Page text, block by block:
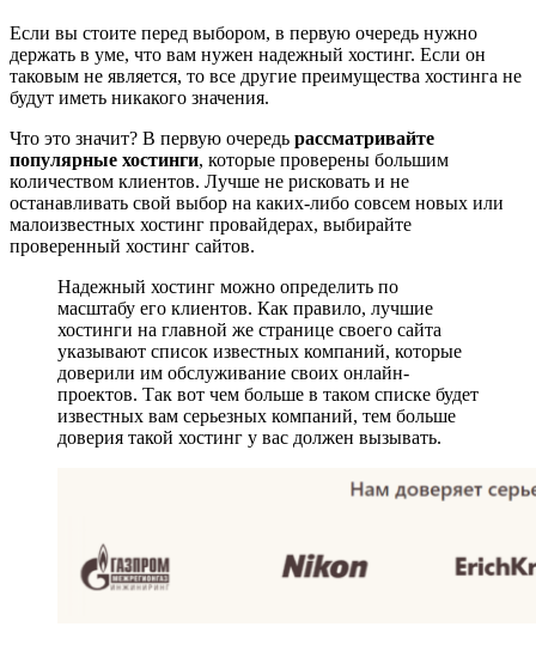
Если вы стоите перед выбором, в первую очередь нужно
держать в уме, что вам нужен надежный хостинг. Если он
таковым не является, то все другие преимущества хостинга не
будут иметь никакого значения.
Что это значит? В первую очередь рассматривайте
популярные хостинги, которые проверены большим
количеством клиентов. Лучше не рисковать и не
останавливать свой выбор на каких-либо совсем новых или
малоизвестных хостинг провайдерах, выбирайте
проверенный хостинг сайтов.
Надежный хостинг можно определить по
масштабу его клиентов. Как правило, лучшие
хостинги на главной же странице своего сайта
указывают список известных компаний, которые
доверили им обслуживание своих онлайн-
проектов. Так вот чем больше в таком списке будет
известных вам серьезных компаний, тем больше
доверия такой хостинг у вас должен вызывать.